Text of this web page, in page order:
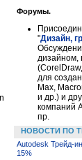
Форумы.
"Дизайн,
дизайном,
для
Max,
и др.) и
компаний
пр.
НОВОСТИ ПО
Autodesk Трейд-
15%